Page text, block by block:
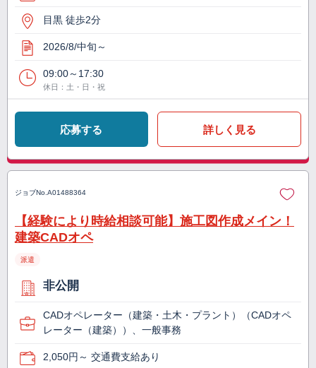
目黒 徒歩2分
2026/8/中旬～
09:00～17:30
休日：土・日・祝
応募する 詳しく見る
ジョブNo. A01488364
【経験により時給相談可能】施工図作成メイン！
建築CADオペ
派遣
非公開
CADオペレーター（建築・土木・プラント）（CADオペ
レーター（建築））、一般事務
2,050円～ 交通費支給あり